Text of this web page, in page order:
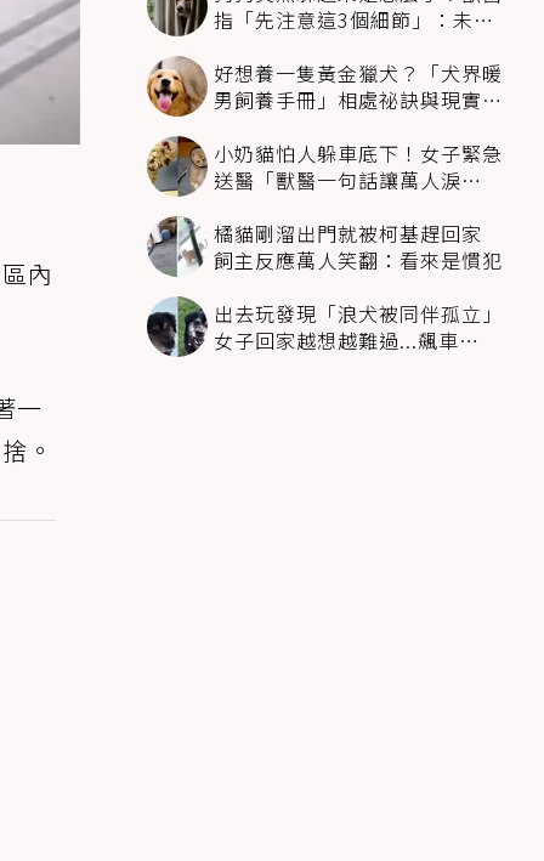
內
一
。
指「先注意這3個細節」：未必
好想養一隻黃金獵犬？「犬界暖
男飼養手冊」相處祕訣與現實面
小奶貓怕人躲車底下！女子緊急
送醫「獸醫一句話讓萬人淚
橘貓剛溜出門就被柯基趕回家
飼主反應萬人笑翻：看來是慣犯
出去玩發現「浪犬被同伴孤立」
女子回家越想越難過...飆車